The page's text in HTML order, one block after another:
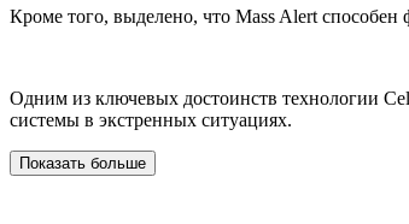
Кроме того, выделено, что Mass Alert
Одним из ключевых достоинств технологии
системы в экстренных ситуациях.
Показать больше